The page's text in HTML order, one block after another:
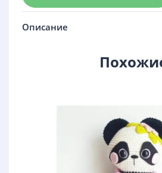
Описание